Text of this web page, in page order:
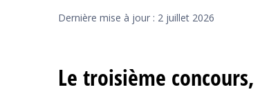
Dernière mise à jour : 2 juillet 2026
Le troisième